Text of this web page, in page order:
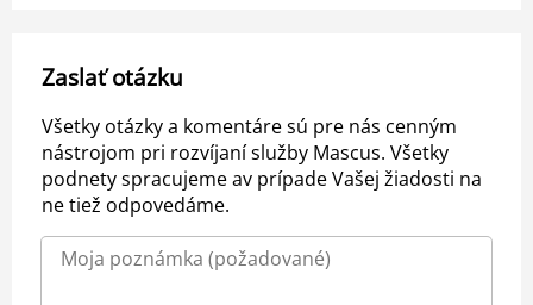
Zaslať otázku
Všetky otázky a komentáre sú pre nás cenným
nástrojom pri rozvíjaní služby Mascus. Všetky
podnety spracujeme av prípade Vašej žiadosti na
ne tiež odpovedáme.